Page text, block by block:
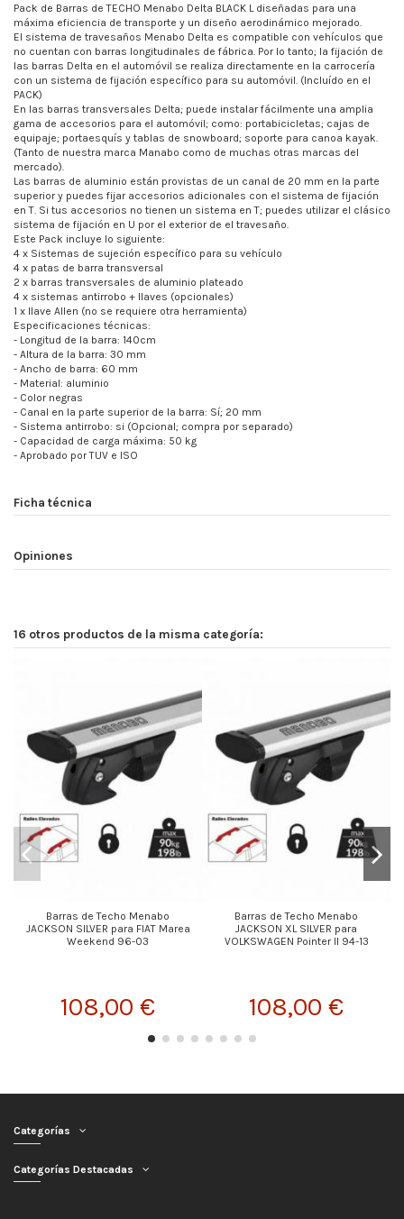
Pack de Barras de TECHO Menabo Delta BLACK L diseñadas para una
máxima eficiencia de transporte y un diseño aerodinámico mejorado.
El sistema de travesaños Menabo Delta es compatible con vehículos que
no cuentan con barras longitudinales de fábrica. Por lo tanto; la fijación de
las barras Delta en el automóvil se realiza directamente en la carrocería
con un sistema de fijación específico para su automóvil. (Incluído en el
PACK)
En las barras transversales Delta; puede instalar fácilmente una amplia
gama de accesorios para el automóvil; como: portabicicletas; cajas de
equipaje; portaesquís y tablas de snowboard; soporte para canoa kayak.
(Tanto de nuestra marca Manabo como de muchas otras marcas del
mercado).
Las barras de aluminio están provistas de un canal de 20 mm en la parte
superior y puedes fijar accesorios adicionales con el sistema de fijación
en T. Si tus accesorios no tienen un sistema en T; puedes utilizar el clásico
sistema de fijación en U por el exterior de el travesaño.
Este Pack incluye lo siguiente:
4 x Sistemas de sujeción específico para su vehículo
4 x patas de barra transversal
2 x barras transversales de aluminio plateado
4 x sistemas antirrobo + llaves (opcionales)
1 x llave Allen (no se requiere otra herramienta)
Especificaciones técnicas:
- Longitud de la barra: 140cm
- Altura de la barra: 30 mm
- Ancho de barra: 60 mm
- Material: aluminio
- Color negras
- Canal en la parte superior de la barra: Sí; 20 mm
- Sistema antirrobo: si (Opcional; compra por separado)
- Capacidad de carga máxima: 50 kg
- Aprobado por TUV e ISO
Ficha técnica
Opiniones
16 otros productos de la misma categoría:
Barras de Techo Menabo
JACKSON SILVER para FIAT Marea
Weekend 96-03
108,00 €
Barras de Techo Menabo
JACKSON XL SILVER para
VOLKSWAGEN Pointer II 94-13
108,00 €
Categorías
Categorías Destacadas